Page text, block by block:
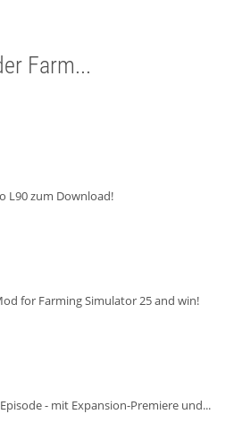
Farm...
L90 zum Download!
for Farming Simulator 25 and win!
- mit Expansion-Premiere und...